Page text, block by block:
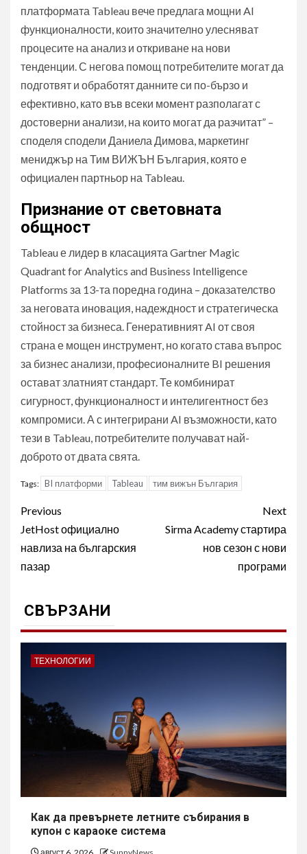
платформата Tableau вече предлага мощни AI
функционалности, които значително улесняват
процесите на анализ и откриване на нови
тенденции. С негова помощ потребителите могат да
подготвят и обработят данните си по-бързо и
ефективно, като във всеки момент разполагат с
достоверни анализи, на които могат да разчитат” –
споделя сподели Даниела Димова, маркетинг
мениджър на Тим ВИЖЪН България, която е
официален партньор на Tableau.
Признание от световната
общност
Tableau е лидер в класацията Gartner Magic
Quadrant for Analytics and Business Intelligence
Platforms за 13-та поредна година – доказателство
за неговата иновация, надеждност и стратегическа
стойност за бизнеса. Генеративният AI от своя
страна е мощен инструмент, но когато става въпрос
за бизнес анализи, професионалните BI решения
остават златният стандарт. Те комбинират
сигурност, функционалност и интелигентност без
компромиси. А с интегрирани AI възможности, като
тези в Tableau, потребителите получават най-
доброто от двата свята.
Tags: BI платформи Tableau тим вижън България
Post
navigation
Previous
JetHost официално
навлиза на българския
пазар
Next
Sirma Academy стартира
нов сезон с нови
програми
СВЪРЗАНИ
ТЕХНОЛОГИИ
Как да превърнете летните събирания в
купон с караоке система